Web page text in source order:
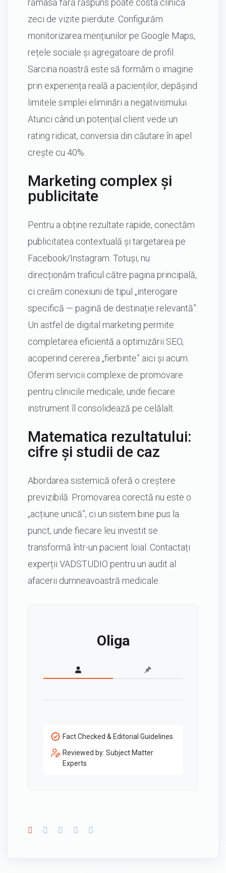
rămasă fără răspuns poate costa clinica
zeci de vizite pierdute. Configurăm
monitorizarea mențiunilor pe Google Maps,
rețele sociale și agregatoare de profil.
Sarcina noastră este să formăm o imagine
prin experiența reală a pacienților, depășind
limitele simplei eliminări a negativismului.
Atunci când un potențial client vede un
rating ridicat, conversia din căutare în apel
crește cu 40%.
Marketing complex și
publicitate
Pentru a obține rezultate rapide, conectăm
publicitatea contextuală și targetarea pe
Facebook/Instagram. Totuși, nu
direcționăm traficul către pagina principală,
ci creăm conexiuni de tipul „interogare
specifică — pagină de destinație relevantă”.
Un astfel de digital marketing permite
completarea eficientă a optimizării SEO,
acoperind cererea „fierbinte” aici și acum.
Oferim servicii complexe de promovare
pentru clinicile medicale, unde fiecare
instrument îl consolidează pe celălalt.
Matematica rezultatului:
cifre și studii de caz
Abordarea sistemică oferă o creștere
previzibilă. Promovarea corectă nu este o
„acțiune unică”, ci un sistem bine pus la
punct, unde fiecare leu investit se
transformă într-un pacient loial. Contactați
experții VADSTUDIO pentru un audit al
afacerii dumneavoastră medicale.
Oliga
Fact Checked & Editorial Guidelines
Reviewed by: Subject Matter
Experts